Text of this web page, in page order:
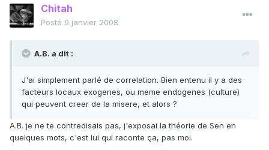
Chitah
Posté 9 janvier 2008
A.B. a dit :
J'ai simplement parlé de correlation. Bien entenu il y a des
facteurs locaux exogenes, ou meme endogenes (culture)
qui peuvent creer de la misere, et alors ?
A.B. je ne te contredisais pas, j'exposai la théorie de Sen en
quelques mots, c'est lui qui raconte ça, pas moi.